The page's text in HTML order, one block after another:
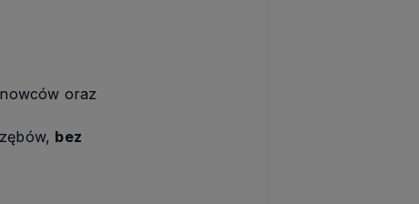
oraz
bez